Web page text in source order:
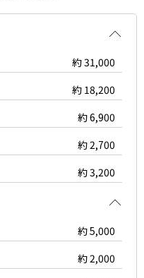
約 31,000
約 18,200
約 6,900
約 2,700
約 3,200
約 5,000
約 2,000